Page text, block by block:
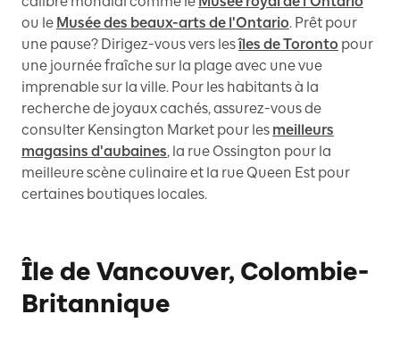
ou le Musée des beaux-arts de l'Ontario. Prêt pour
une pause? Dirigez-vous vers lesîles de Toronto pour
une journée fraîche sur la plage avec une vue
imprenable sur la ville. Pour les habitants à la
recherche de joyaux cachés, assurez-vous de
consulter Kensington Market pour les meilleurs
magasins d'aubaines, la rue Ossington pour la
meilleure scène culinaire et la rue Queen Est pour
certaines boutiques locales.
Île de Vancouver, Colombie-
Britannique